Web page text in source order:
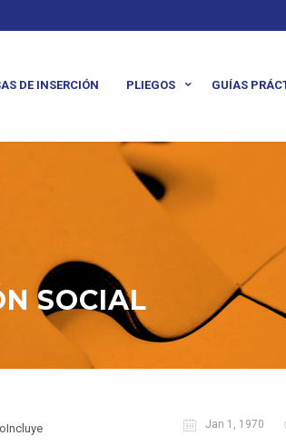
DE INSERCIÓN PLIEGOS GUÍAS
SOCIAL
Jan 1, 1970